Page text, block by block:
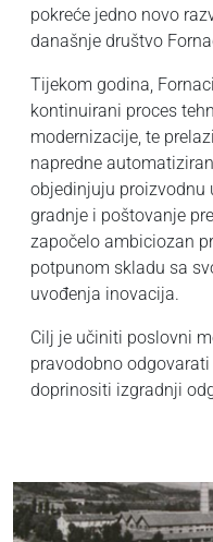
pokreće jedno novo
današnje društvo
Tijekom godina,
kontinuirani proces
modernizacije, te
napredne
objedinjuju proizvodnu
gradnje i poštovanje
započelo ambiciozan
potpunom skladu sa
uvođenja inovacija.
Cilj je učiniti poslovni
pravodobno
doprinositi izgradnji